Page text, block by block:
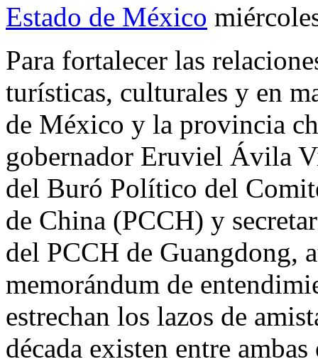
Estado de México
Para fortalecer las
turísticas, culturales y en
de México y la provincia
gobernador Eruviel Ávila
del Buró Político del
de China (PCCH) y
del PCCH de Guangdong,
memorándum de
estrechan los lazos de
década existen entre ambas